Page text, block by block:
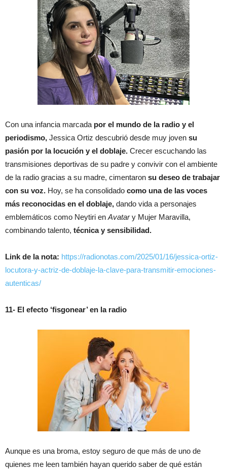
Con una infancia marcada por el mundo de la radio y el
periodismo, Jessica Ortiz descubrió desde muy joven su
pasión por la locución y el doblaje. Crecer escuchando las
transmisiones deportivas de su padre y convivir con el ambiente
de la radio gracias a su madre, cimentaron su deseo de trabajar
con su voz. Hoy, se ha consolidado como una de las voces
más reconocidas en el doblaje, dando vida a personajes
emblemáticos como Neytiri en Avatary Mujer Maravilla,
combinando talento, técnica y sensibilidad.
Link de la nota: https://radionotas.com/2025/01/16/jessica-ortiz-
locutora-y-actriz-de-doblaje-la-clave-para-transmitir-emociones-
autenticas/
11- El efecto ‘fisgonear’ en la radio
Aunque es una broma, estoy seguro de que más de uno de
quienes me leen también hayan querido saber de qué están